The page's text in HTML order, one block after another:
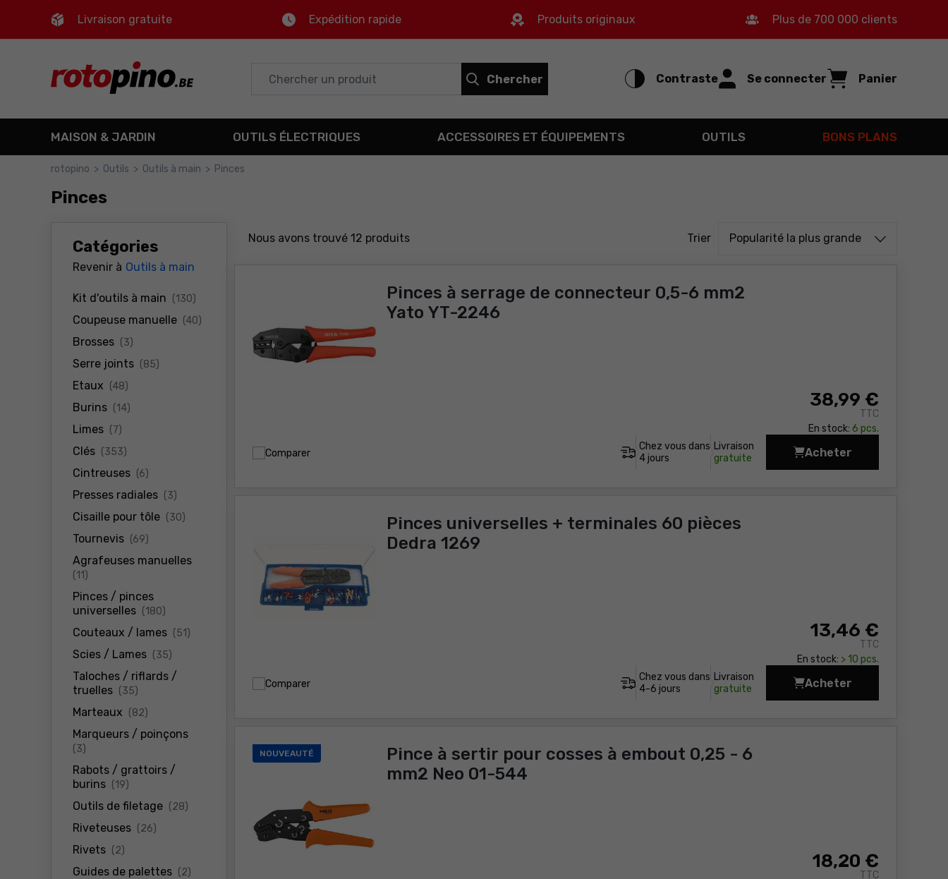
Menu principal
Filtres
Produits
Pied de page
Carte du site
Livraison gratuite Expédition rapide Produits originaux Plus de 700 000 clients
Chercher Contraste Se connecter Panier
MAISON & JARDIN OUTILS ÉLECTRIQUES ACCESSOIRES ET ÉQUIPEMENTS OUTILS BONS PLANS
rotopino > Outils > Outils à main > Pinces
Pinces
Catégories
Revenir à Outils à main
Kit d'outils à main (130)
Coupeuse manuelle (40)
Brosses (3)
Serre joints (85)
Etaux (48)
Burins (14)
Limes (7)
Clés (353)
Cintreuses (6)
Presses radiales (3)
Cisaille pour tôle (30)
Tournevis (69)
Agrafeuses manuelles
(11)
Pinces / pinces
universelles (180)
Couteaux / lames (51)
Scies / Lames (35)
Taloches / riflards /
truelles (35)
Marteaux (82)
Marqueurs / poinçons
(3)
Rabots / grattoirs /
burins (19)
Outils de filetage (28)
Riveteuses (26)
Rivets (2)
Guides de palettes (2)
Nous avons trouvé 12 produits Trier Trier à partir de
Popularité la plus grande
Pinces à serrage de connecteur 0,5-6 mm2
Yato YT-2246
38,99 €
TTC
En stock: 6 pcs.
Comparer
Chez vous dans
4 jours
Livraison
gratuite
Acheter
Pinces à serrage de
Pinces universelles + terminales 60 pièces
Dedra 1269
13,46 €
TTC
En stock: > 10 pcs.
Comparer
Chez vous dans
4-6 jours
Livraison
gratuite
Acheter
Pinces universelles +
NOUVEAUTÉ
Pince à sertir pour cosses à embout 0,25 - 6
mm2 Neo 01-544
18,20 €
TTC